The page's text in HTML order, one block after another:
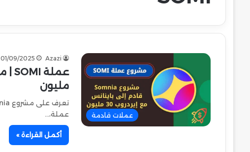
عملات قادمة
Azazi
01/09/2025
مليون
عملة،…
أكمل القراءة »